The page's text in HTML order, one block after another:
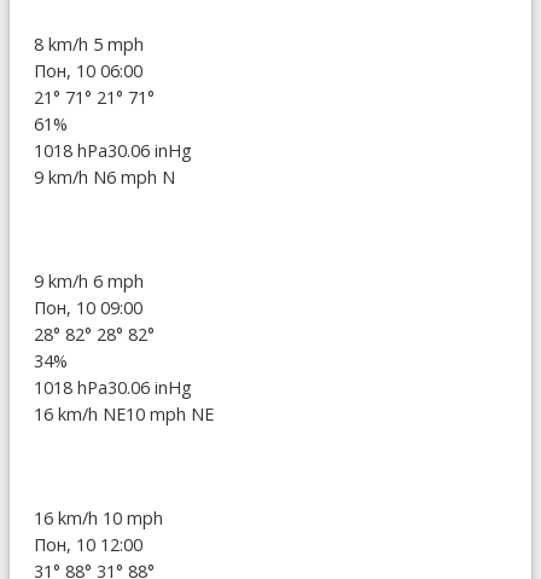
8 km/h 5 mph
Пон, 10 06:00
21° 71° 21° 71°
61%
1018 hPa30.06 inHg
9 km/h N6 mph N
9 km/h 6 mph
Пон, 10 09:00
28° 82° 28° 82°
34%
1018 hPa30.06 inHg
16 km/h NE10 mph NE
16 km/h 10 mph
Пон, 10 12:00
31° 88° 31° 88°